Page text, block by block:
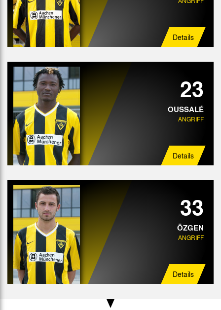
Details
23
OUSSALÉ
ANGRIFF
Details
33
ÖZGEN
ANGRIFF
Details